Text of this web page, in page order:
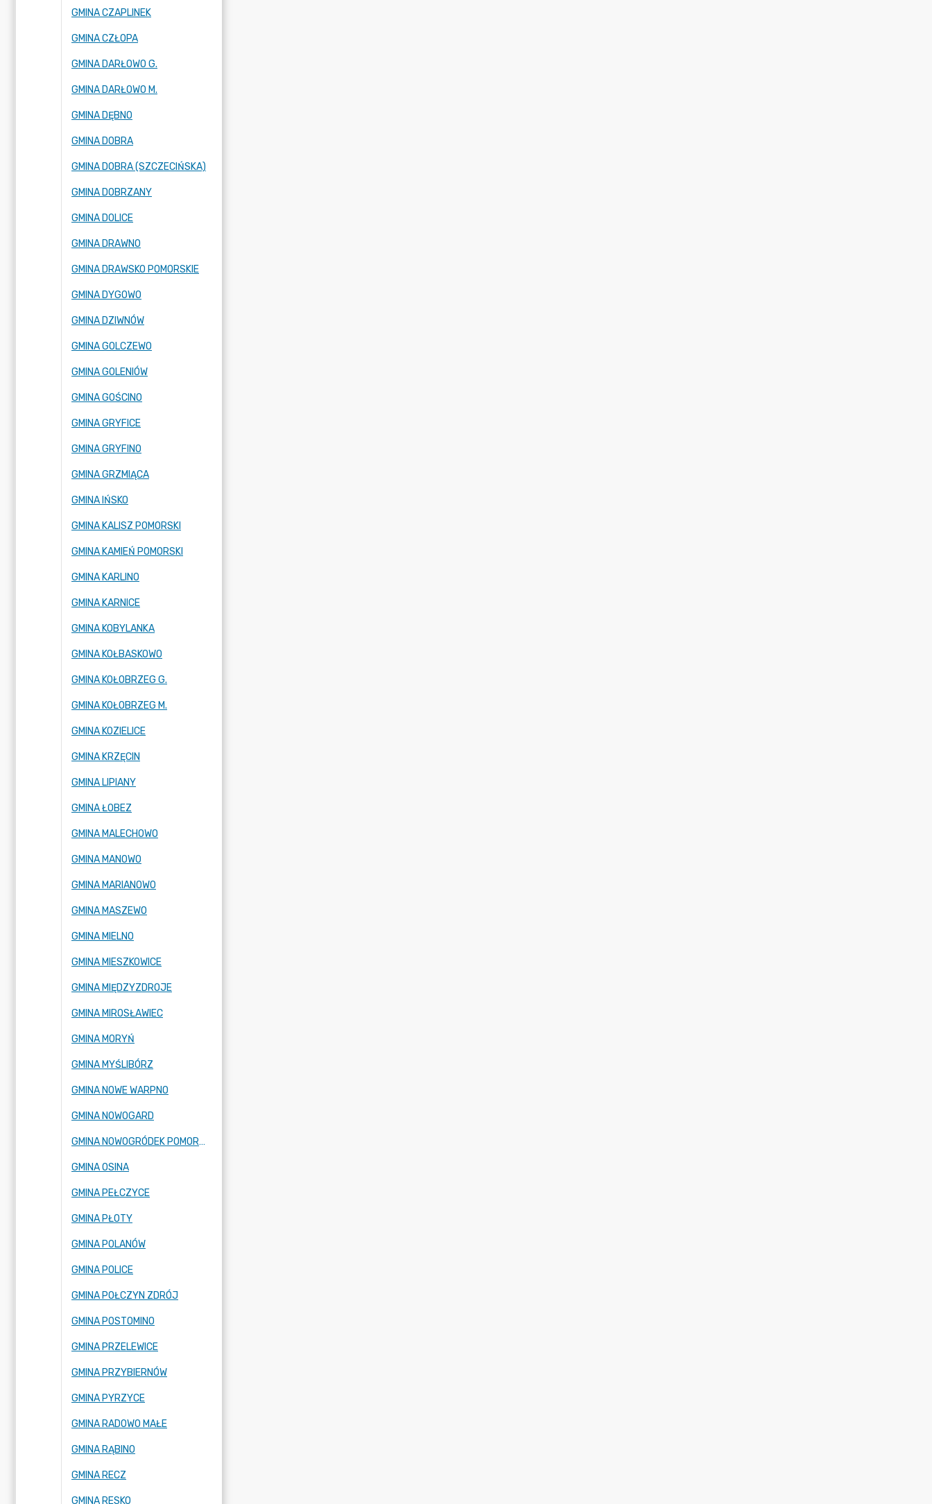
GMINA CZAPLINEK
GMINA CZŁOPA
GMINA DARŁOWO G.
GMINA DARŁOWO M.
GMINA DĘBNO
GMINA DOBRA
GMINA DOBRA (SZCZECIŃSKA)
GMINA DOBRZANY
GMINA DOLICE
GMINA DRAWNO
GMINA DRAWSKO POMORSKIE
GMINA DYGOWO
GMINA DZIWNÓW
GMINA GOLCZEWO
GMINA GOLENIÓW
GMINA GOŚCINO
GMINA GRYFICE
GMINA GRYFINO
GMINA GRZMIĄCA
GMINA IŃSKO
GMINA KALISZ POMORSKI
GMINA KAMIEŃ POMORSKI
GMINA KARLINO
GMINA KARNICE
GMINA KOBYLANKA
GMINA KOŁBASKOWO
GMINA KOŁOBRZEG G.
GMINA KOŁOBRZEG M.
GMINA KOZIELICE
GMINA KRZĘCIN
GMINA LIPIANY
GMINA ŁOBEZ
GMINA MALECHOWO
GMINA MANOWO
GMINA MARIANOWO
GMINA MASZEWO
GMINA MIELNO
GMINA MIESZKOWICE
GMINA MIĘDZYZDROJE
GMINA MIROSŁAWIEC
GMINA MORYŃ
GMINA MYŚLIBÓRZ
GMINA NOWE WARPNO
GMINA NOWOGARD
GMINA NOWOGRÓDEK POMORSKI
GMINA OSINA
GMINA PEŁCZYCE
GMINA PŁOTY
GMINA POLANÓW
GMINA POLICE
GMINA POŁCZYN ZDRÓJ
GMINA POSTOMINO
GMINA PRZELEWICE
GMINA PRZYBIERNÓW
GMINA PYRZYCE
GMINA RADOWO MAŁE
GMINA RĄBINO
GMINA RECZ
GMINA RESKO